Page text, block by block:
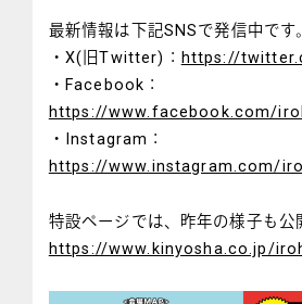
最新情報は下記SNSで発信中です
・X(旧Twitter)： https://
・Facebook：
https://www.facebook.com/
・Instagram：
https://www.instagram.com/
特設ページでは、昨年の様子も公
https://www.kinyosha.co.jp/